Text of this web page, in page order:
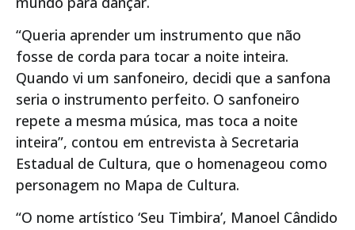
“Queria aprender um instrumento que não
fosse de corda para tocar a noite inteira.
Quando vi um sanfoneiro, decidi que a sanfona
seria o instrumento perfeito. O sanfoneiro
repete a mesma música, mas toca a noite
inteira”, contou em entrevista à Secretaria
Estadual de Cultura, que o homenageou como
personagem no Mapa de Cultura.
“O nome artístico ‘Seu Timbira’, Manoel Cândido